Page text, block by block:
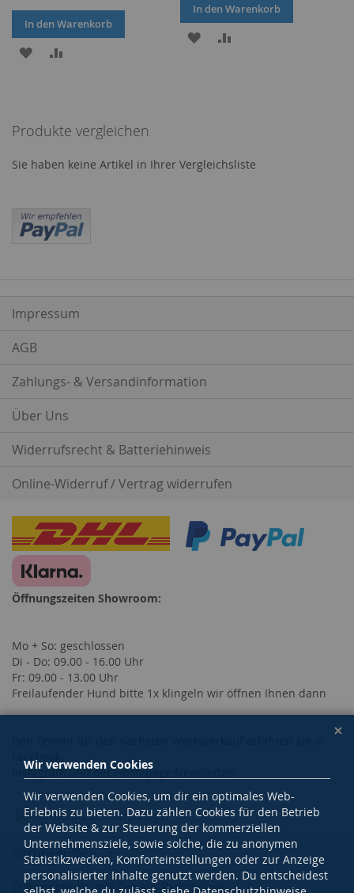
In den Warenkorb
ZUR
In den Warenkorb
ZUR
Produkte vergleichen
Sie haben keine Artikel in Ihrer Vergleichsliste
Impressum
AGB
Zahlungs- & Versandinformation
Über Uns
Widerrufsrecht & Batteriehinweis
Online-Widerruf / Vertrag widerrufen
Öffnungszeiten Showroom:
Mo + So: geschlossen
Di - Do: 09.00 - 16.00 Uhr
Fr: 09.00 - 13.00 Uhr
Freilaufender Hund bitte 1x klingeln wir öffnen Ihnen dann
Facebook,
Instagram und per Homepage Newsletter!
Suchbegriffe
Datenschutz und Cookie-Richtlinien
Wir verwenden Cookies
Wir verwenden Cookies, um dir ein optimales Web-
Erlebnis zu bieten. Dazu zählen Cookies für den Betrieb
der Website & zur Steuerung der kommerziellen
Unternehmensziele, sowie solche, die zu anonymen
Statistikzwecken, Komforteinstellungen oder zur Anzeige
personalisierter Inhalte genutzt werden. Du entscheidest